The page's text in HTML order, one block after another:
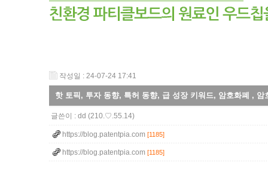
작성일 : 24-07-24 17:41
핫 토픽, 투자 동향, 특허 동향, 급 성장 키워드, 암호화폐 , 암
글쓴이 : dd (210.♡.55.14)
https://blog.patentpia.com [1185]
https://blog.patentpia.com [1185]